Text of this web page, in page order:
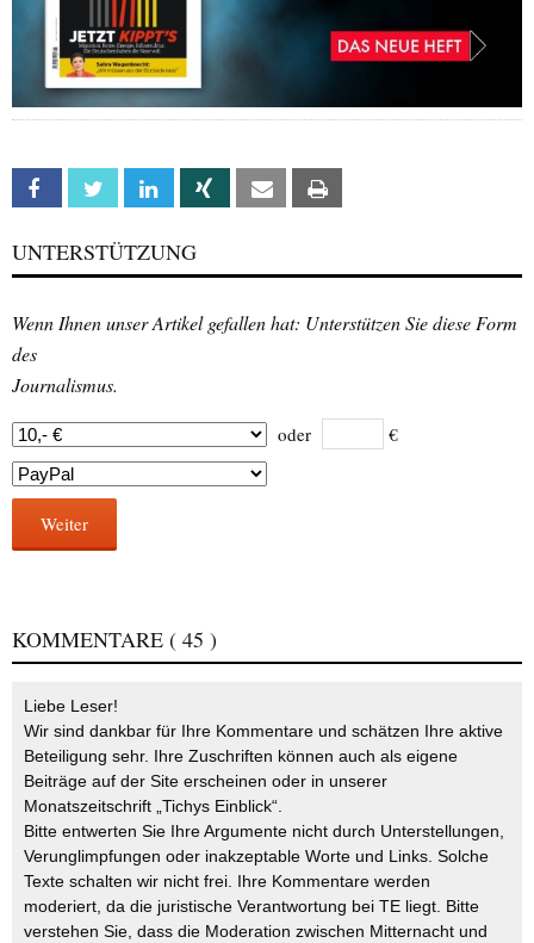
Facebook Twitter Linkedin Xing Email
UNTERSTÜTZUNG
Wenn Ihnen unser Artikel gefallen hat: Unterstützen Sie diese Form
des
Journalismus.
oder €
Weiter
KOMMENTARE ( 45 )
Liebe Leser!
Wir sind dankbar für Ihre Kommentare und schätzen Ihre aktive
Beteiligung sehr. Ihre Zuschriften können auch als eigene
Beiträge auf der Site erscheinen oder in unserer
Monatszeitschrift „Tichys Einblick“.
Bitte entwerten Sie Ihre Argumente nicht durch Unterstellungen,
Verunglimpfungen oder inakzeptable Worte und Links. Solche
Texte schalten wir nicht frei. Ihre Kommentare werden
moderiert, da die juristische Verantwortung bei TE liegt. Bitte
verstehen Sie, dass die Moderation zwischen Mitternacht und